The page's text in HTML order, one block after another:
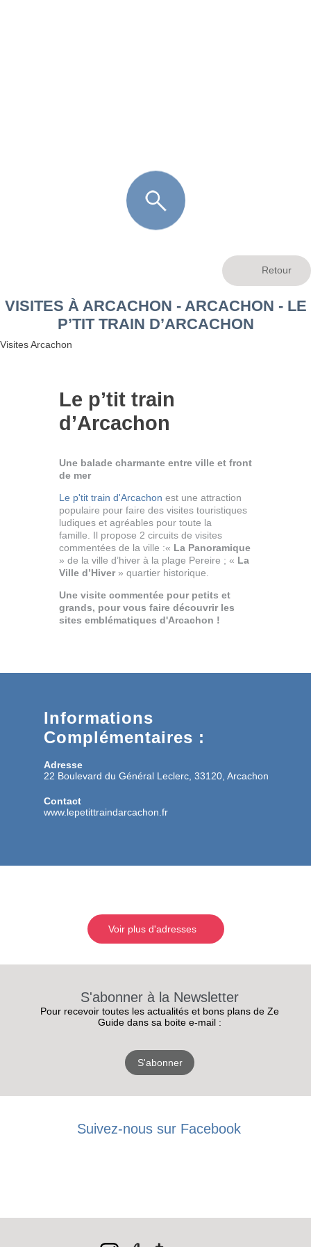
VISITES À ARCACHON - ARCACHON - LE
P’TIT TRAIN D’ARCACHON
Visites Arcachon
Le p’tit train
d’Arcachon
Une balade charmante entre ville et front
de mer
Le p'tit train d'Arcachon est une attraction
populaire pour faire des visites touristiques
ludiques et agréables pour toute la
famille. Il propose 2 circuits de visites
commentées de la ville :« La Panoramique
» de la ville d’hiver à la plage Pereire ; « La
Ville d’Hiver» quartier historique.
Une visite commentée pour petits et
grands, pour vous faire découvrir les
sites emblématiques d'Arcachon !
Informations
Complémentaires :
Adresse
22 Boulevard du Général Leclerc, 33120, Arcachon
Contact
www.lepetittraindarcachon.fr
Voir plus d'adresses
S'abonner à la Newsletter
Pour recevoir toutes les actualités et bons plans de Ze
Guide dans sa boite e-mail :
S'abonner
Suivez-nous sur Facebook